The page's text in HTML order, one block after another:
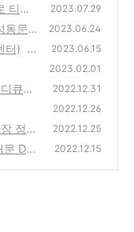
티오
2023.07.29
동문
2023.06.24
터)
(1
2023.06.15
2023.02.01
큐브
2022.12.31
2022.12.26
정
2022.12.25
문 DD
2022.12.15